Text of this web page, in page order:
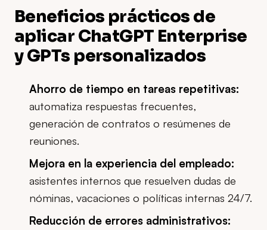
Beneficios prácticos de
aplicar ChatGPT Enterprise
y GPTs personalizados
Ahorro de tiempo en tareas repetitivas:
automatiza respuestas frecuentes,
generación de contratos o resúmenes de
reuniones.
Mejora en la experiencia del empleado:
asistentes internos que resuelven dudas de
nóminas, vacaciones o políticas internas 24/7.
Reducción de errores administrativos: